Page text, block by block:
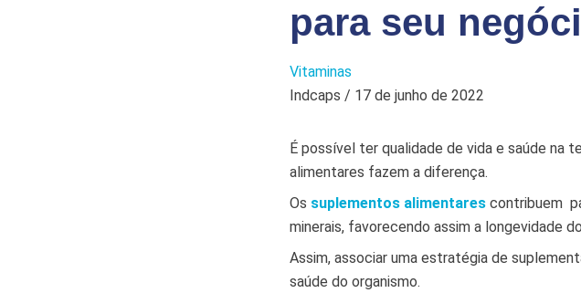
para seu
Vitaminas
Indcaps / 17 de junho de 2022
É possível ter qualidade de vida e saúde na
alimentares fazem a diferença.
Os suplementos alimentares contribuem
minerais, favorecendo assim a longevidade
Assim, associar uma estratégia de
saúde do organismo.